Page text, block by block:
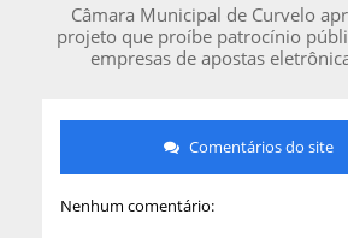
Câmara Municipal de Curvelo
projeto que proíbe patrocínio
empresas de apostas
Comentários do site
Nenhum comentário: